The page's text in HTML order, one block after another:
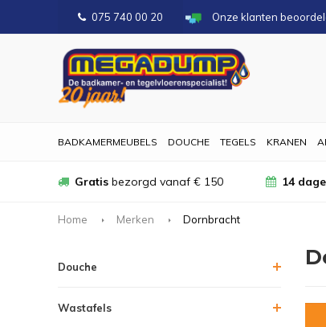
075 740 00 20 Onze klanten
BADKAMERMEUBELS DOUCHE TEGELS KRANEN
Gratis bezorgd vanaf € 150 14
Home Merken Dornbracht
Douche
Wastafels